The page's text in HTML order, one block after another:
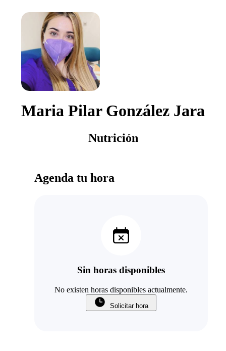
Maria Pilar González Jara
Nutrición
Agenda tu hora
Sin horas disponibles
No existen horas disponibles actualmente.
Solicitar hora